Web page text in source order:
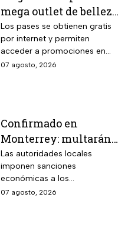
mega outlet de belleza
con entrada gratis y
descuentos de hasta el
80% durante 5 días
consecutivos en
Los pases se obtienen gratis
por internet y permiten
acceder a promociones en
maquillaje, perfumes y
07 agosto, 2026
Confirmado en
Monterrey: multarán
a conductores que
superen este límite de
velocidad en zonas
escolares
Las autoridades locales
imponen sanciones
económicas a los
automovilistas que rebasen la
07 agosto, 2026